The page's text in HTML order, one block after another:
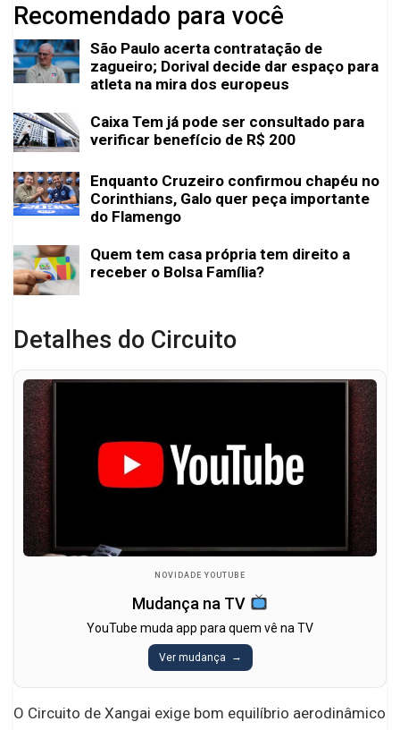
Recomendado para você
São Paulo acerta contratação de
zagueiro; Dorival decide dar espaço para
atleta na mira dos europeus
Caixa Tem já pode ser consultado para
verificar benefício de R$ 200
Enquanto Cruzeiro confirmou chapéu no
Corinthians, Galo quer peça importante
do Flamengo
Quem tem casa própria tem direito a
receber o Bolsa Família?
Detalhes do Circuito
NOVIDADE YOUTUBE
Mudança na TV
YouTube muda app para quem vê na TV
Ver mudança
O Circuito de Xangai exige bom equilíbrio aerodinâmico